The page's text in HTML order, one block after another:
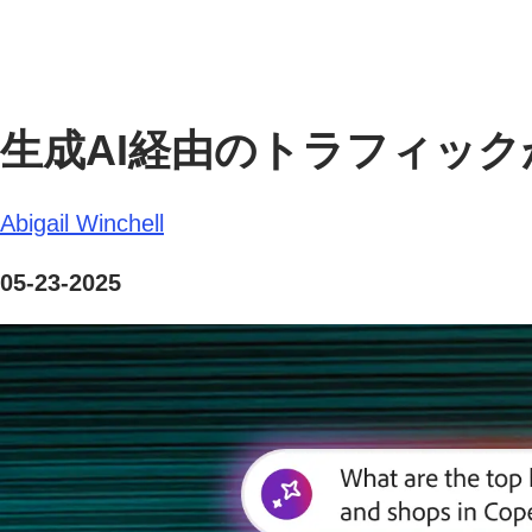
生成AI経由のトラフィッ
Abigail Winchell
05-23-2025